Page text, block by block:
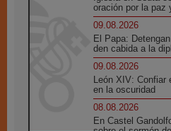
oración por la paz
09.08.2026
El Papa:
den cabida a la
09.08.2026
León XIV:
en la oscuridad
08.08.2026
En Castel